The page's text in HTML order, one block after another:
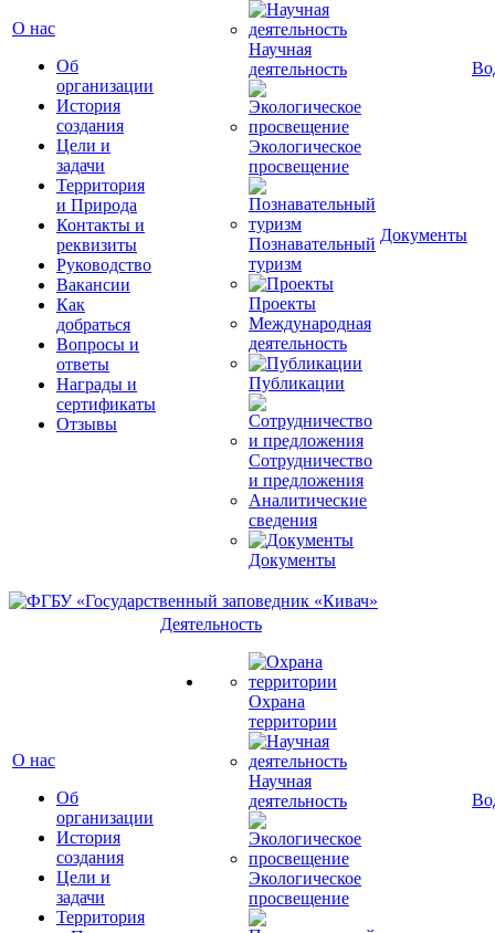
О нас
Об
организации
История
создания
Цели и
задачи
Территория
и Природа
Контакты и
реквизиты
Руководство
Вакансии
Как
добраться
Вопросы и
ответы
Награды и
сертификаты
Отзывы
Научная
деятельность
Экологическое
просвещение
Познавательный
туризм
Проекты
Международная
деятельность
Публикации
Сотрудничество
и предложения
Аналитические
сведения
Документы
Документы
О нас
Об
организации
История
создания
Цели и
задачи
Территория
Деятельность
Охрана
территории
Научная
деятельность
Экологическое
просвещение